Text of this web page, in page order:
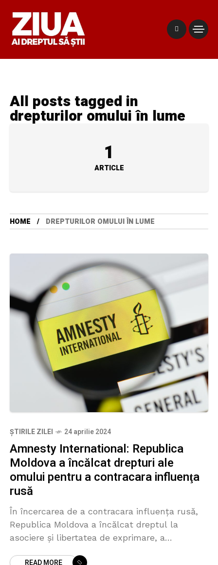
All posts tagged in
drepturilor omului în lume
1
ARTICLE
HOME DREPTURILOR OMULUI ÎN LUME
ȘTIRILE ZILEI 24 aprilie 2024
Amnesty International: Republica
Moldova a încălcat drepturi ale
omului pentru a contracara influenţa
rusă
În încercarea de a contracara influenţa rusă,
Republica Moldova a încălcat dreptul la
asociere şi libertatea de exprimare, a
READ MORE